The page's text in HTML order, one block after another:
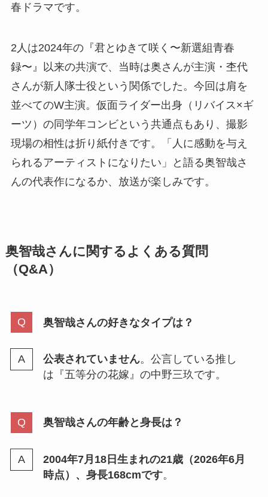
春ドラマです。
2人は2024年の『君とゆきて咲く〜新選組青春
録〜』以来の共演で、当時は奥さんが主演・杢代
さんが新人隊士役という関係でした。今回は肩を
並べてのW主演。仮面ライダー出身（リバイス×ギ
ーツ）の同学年コンビという共通点もあり、撮影
現場の相性は折り紙付きです。「人に感動を与え
られるアーティストになりたい」と語る奥智哉さ
んの代表作になるか、放送が楽しみです。
奥智哉さんに関するよくある質問
（Q&A）
奥智哉さんの好きなタイプは？
公表されていません。公言している推し
は『五等分の花嫁』の中野三玖です。
奥智哉さんの年齢と身長は？
2004年7月18日生まれの21歳（2026年6月
時点）、身長168cmです。